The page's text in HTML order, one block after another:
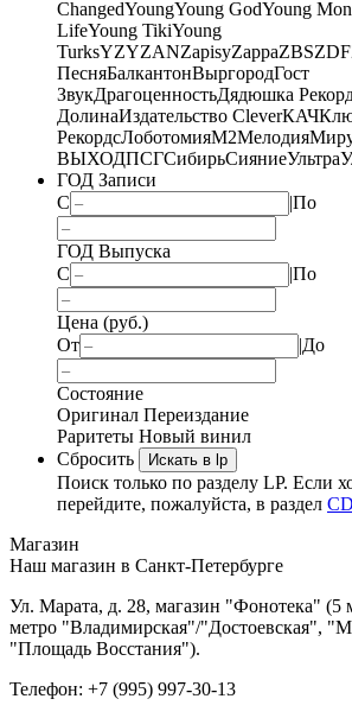
ChangedYoungYoung GodYoung
LifeYoung TikiYoung
TurksYZYZANZapisyZappaZBSZDF
ПесняБалкантонВыргородГост
ЗвукДрагоценностьДядюшка
ДолинаИздательство CleverКАЧ
РекордсЛоботомияМ2Мелодия
ВЫХОДПСГСибирьСияниеУльтра
ГОД Записи
С
|По
ГОД Выпуска
С
|По
Цена (руб.)
От
|До
Состояние
Оригинал Переиздание
Раритеты Новый винил
Сбросить
Искать в lp
Поиск только по разделу LP. Если
перейдите, пожалуйста, в раздел CD
Магазин
Наш магазин в Санкт-Петербурге
Ул. Марата, д. 28, магазин "Фонотека" (5
метро "Владимирская"/"Достоевская",
"Площадь Восстания").
Телефон: +7 (995) 997-30-13